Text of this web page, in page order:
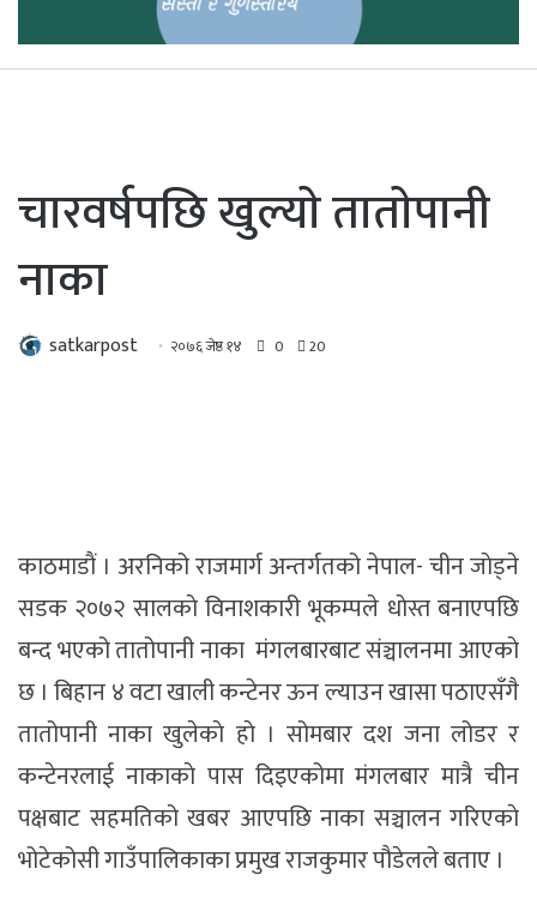
चारवर्षपछि खुल्याे ताताेपानी
नाका
satkarpost २०७६ जेष्ठ १४ 0 20
काठमाडाैं । अरनिको राजमार्ग अन्तर्गतको नेपाल- चीन जाेड्ने
सडक २०७२ सालकाे विनाशकारी भूकम्पले धाेस्त बनाएपछि
बन्द भएको तातोपानी नाका मंगलबारबाट संञ्चालनमा आएकाे
छ । बिहान ४ वटा खाली कन्टेनर ऊन ल्याउन खासा पठाएसँगै
तातोपानी नाका खुलेकाे हाे । सोमबार दश जना लोडर र
कन्टेनरलाई नाकाकाे पास दिइएकोमा मंगलबार मात्रै चीन
पक्षबाट सहमतिको खबर आएपछि नाका सञ्चालन गरिएकाे
भोटेकोसी गाउँपालिकाका प्रमुख राजकुमार पौडेलले बताए ।